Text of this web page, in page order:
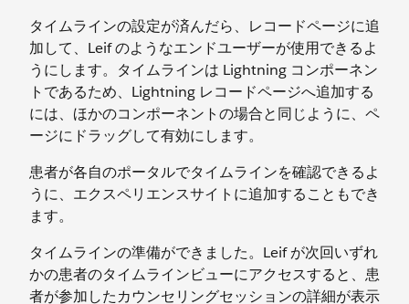
タイムラインの設定が済んだら、レコードページに追
加して、Leif のようなエンドユーザーが使用できるよ
うにします。タイムラインは Lightning コンポーネン
トであるため、Lightning レコードページへ追加する
には、ほかのコンポーネントの場合と同じように、ペ
ージにドラッグして有効にします。
患者が各自のポータルでタイムラインを確認できるよ
うに、エクスペリエンスサイトに追加することもでき
ます。
タイムラインの準備ができました。Leif が次回いずれ
かの患者のタイムラインビューにアクセスすると、患
者が参加したカウンセリングセッションの詳細が表示